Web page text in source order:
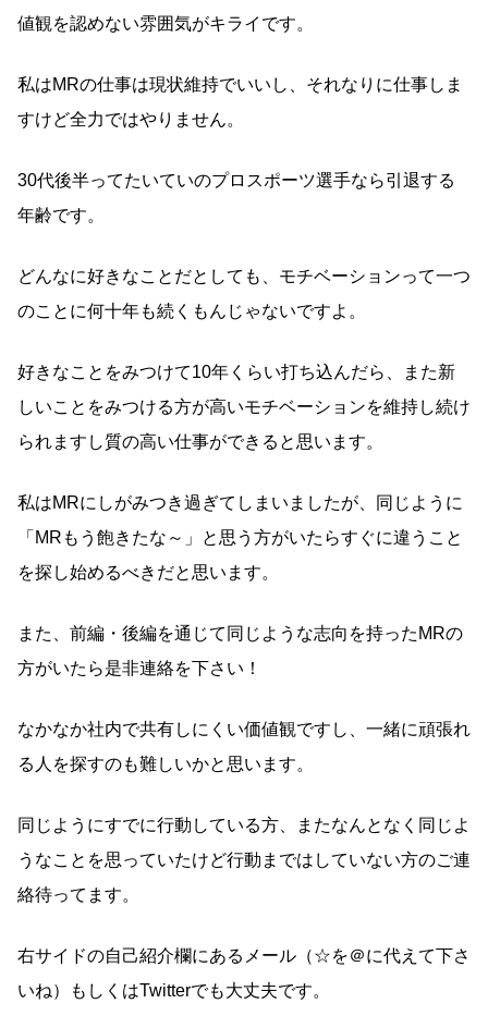
値観を認めない雰囲気がキライです。
私はMRの仕事は現状維持でいいし、それなりに仕事しま
すけど全力ではやりません。
30代後半ってたいていのプロスポーツ選手なら引退する
年齢です。
どんなに好きなことだとしても、モチベーションって一つ
のことに何十年も続くもんじゃないですよ。
好きなことをみつけて10年くらい打ち込んだら、また新
しいことをみつける方が高いモチベーションを維持し続け
られますし質の高い仕事ができると思います。
私はMRにしがみつき過ぎてしまいましたが、同じように
「MRもう飽きたな～」と思う方がいたらすぐに違うこと
を探し始めるべきだと思います。
また、前編・後編を通じて同じような志向を持ったMRの
方がいたら是非連絡を下さい！
なかなか社内で共有しにくい価値観ですし、一緒に頑張れ
る人を探すのも難しいかと思います。
同じようにすでに行動している方、またなんとなく同じよ
うなことを思っていたけど行動まではしていない方のご連
絡待ってます。
右サイドの自己紹介欄にあるメール（☆を＠に代えて下さ
いね）もしくはTwitterでも大丈夫です。